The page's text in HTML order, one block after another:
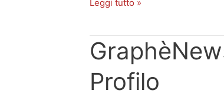
Leggi tutto »
Profilo
GraphèNews
3-
2015:
Piano
GraphèNews
3-
2015:
Piano